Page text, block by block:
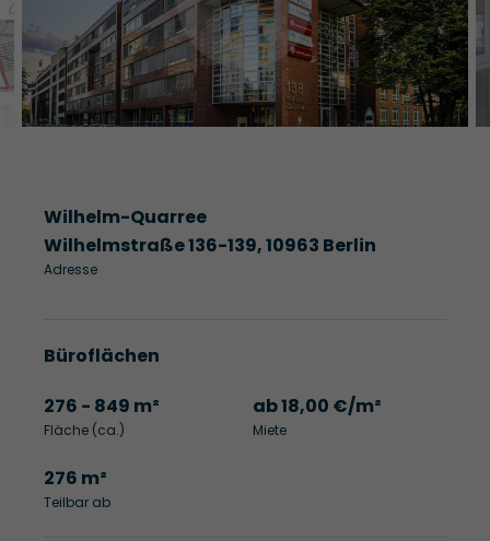
Wilhelm-Quarree
Wilhelmstraße 136-139, 10963 Berlin
Adresse
Büroflächen
276 - 849 m²
Fläche (ca.)
ab 18,00 €/m²
Miete
276 m²
Teilbar ab